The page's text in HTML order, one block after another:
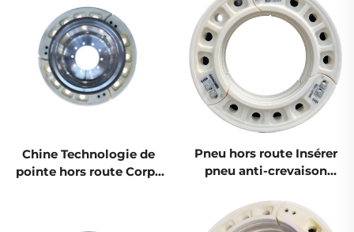
Chine Technologie de
pointe hors route Corps
Pneu hors route Insérer
pneu anti-crevaison
Chine Technologie de
pointe